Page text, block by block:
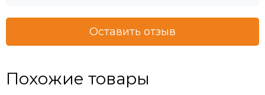
Оставить отзыв
Похожие товары